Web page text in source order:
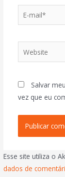
Salvar
vez que eu
Esse site utiliza o
dados de